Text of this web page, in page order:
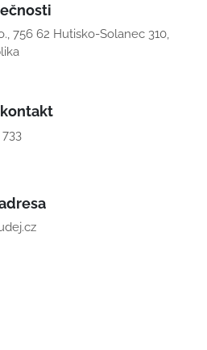
756 62 Hutisko-Solanec 310,
733